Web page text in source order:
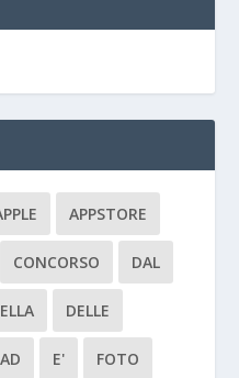
APPSTORE
CONCORSO DAL
DELLE
E' FOTO